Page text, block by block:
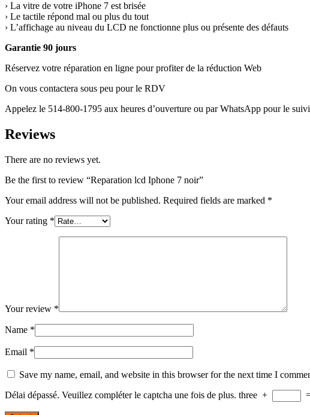
› La vitre de votre iPhone 7 est brisée
› Le tactile répond mal ou plus du tout
› L’affichage au niveau du LCD ne fonctionne plus ou présente des défauts
Garantie 90 jours
Réservez votre réparation en ligne pour profiter de la réduction Web
On vous contactera sous peu pour le RDV
Appelez le 514-800-1795 aux heures d’ouverture ou par WhatsApp pour le
Reviews
There are no reviews yet.
Be the first to review “Reparation lcd Iphone 7 noir”
Your email address will not be published. Required fields are marked *
Your rating *
Your review *
Name *
Email *
Save my name, email, and website in this browser for the next time I
Délai dépassé. Veuillez compléter le captcha une fois de plus. three +